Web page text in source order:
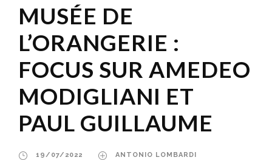
MUSÉE DE
L’ORANGERIE :
FOCUS SUR AMEDEO
MODIGLIANI ET
PAUL GUILLAUME
19/07/2022 ANTONIO LOMBARDI